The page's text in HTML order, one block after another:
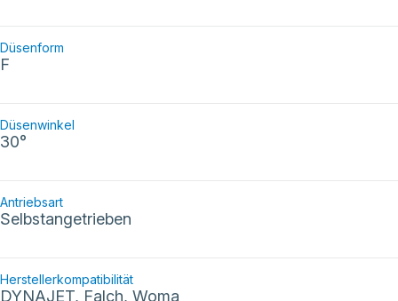
Düsenform
F
Düsenwinkel
30°
Antriebsart
Selbstangetrieben
Herstellerkompatibilität
DYNAJET, Falch, Woma